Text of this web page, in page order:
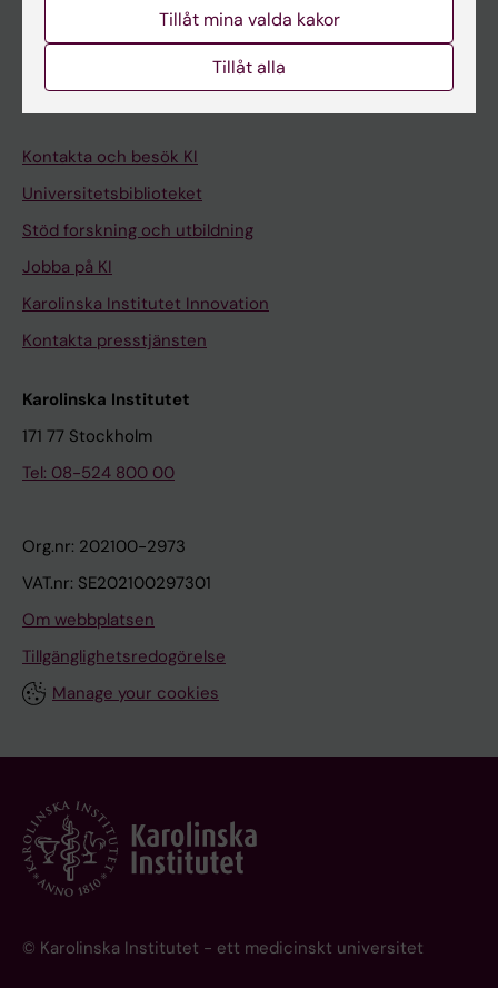
Medarbetarportalen
Kontakta och besök KI
Universitetsbiblioteket
Stöd forskning och utbildning
Jobba på KI
Karolinska Institutet Innovation
Kontakta presstjänsten
Karolinska Institutet
171 77 Stockholm
Tel: 08-524 800 00
Org.nr: 202100-2973
VAT.nr: SE202100297301
Om webbplatsen
Tillgänglighetsredogörelse
Manage your cookies
© Karolinska Institutet - ett medicinskt universitet
Tillåt mina valda kakor
Tillåt alla